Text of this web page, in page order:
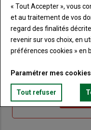
Sous-
titre
Vous
TITRE
BodyChoisissez
Lien
« Tout Accepter », vous
et au traitement de vos
regard des finalités
revenir sur vos choix, en
préférences cookies » en
Paramétrer mes cookies
Tout refuser